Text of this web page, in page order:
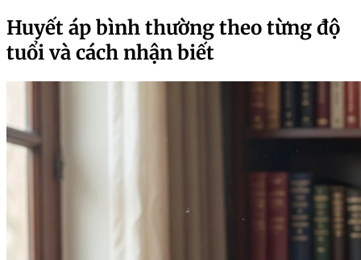
Huyết áp bình thường theo từng độ
tuổi và cách nhận biết